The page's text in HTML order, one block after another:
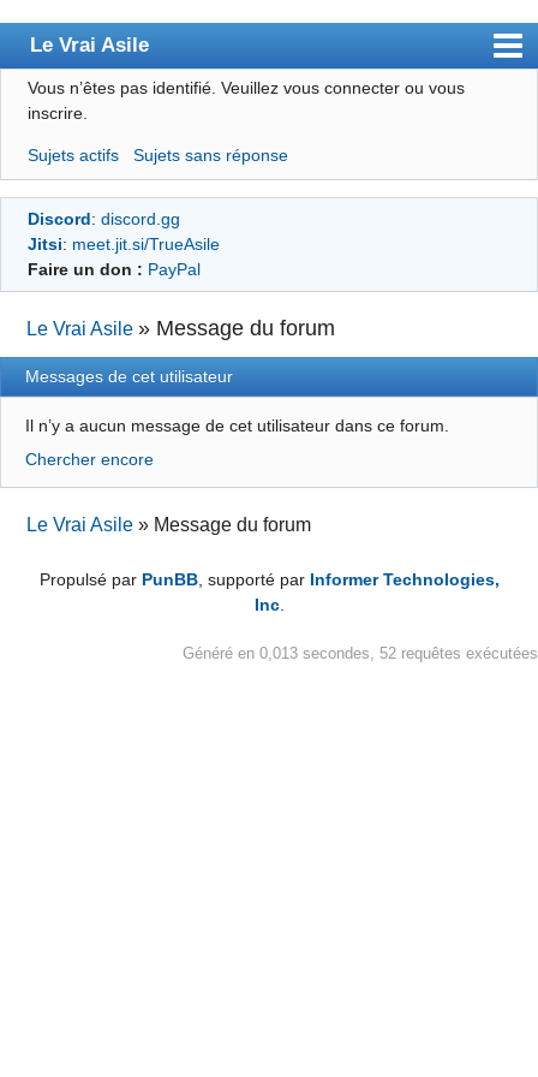
Le Vrai Asile
Accueil
Forum
Membres
Règles
S’inscrire
Connexion
Vous n’êtes pas identifié. Veuillez vous connecter ou vous
inscrire.
Sujets actifs Sujets sans réponse
Discord: discord.gg
Jitsi: meet.jit.si/TrueAsile
Faire un don : PayPal
Le Vrai Asile » Message du forum
Messages de cet utilisateur
Il n’y a aucun message de cet utilisateur dans ce forum.
Chercher encore
Le Vrai Asile » Message du forum
Propulsé par PunBB, supporté par Informer Technologies,
Inc.
Généré en 0,013 secondes, 52 requêtes exécutées